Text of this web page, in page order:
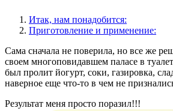
Итак, нам понадобится:
Приготовление и применение:
Сама сначала не поверила, но все же
своем многоповидавшем паласе в
был пролит йогурт, соки, газировка,
наверное еще что-то в чем не
Результат меня просто поразил!!!